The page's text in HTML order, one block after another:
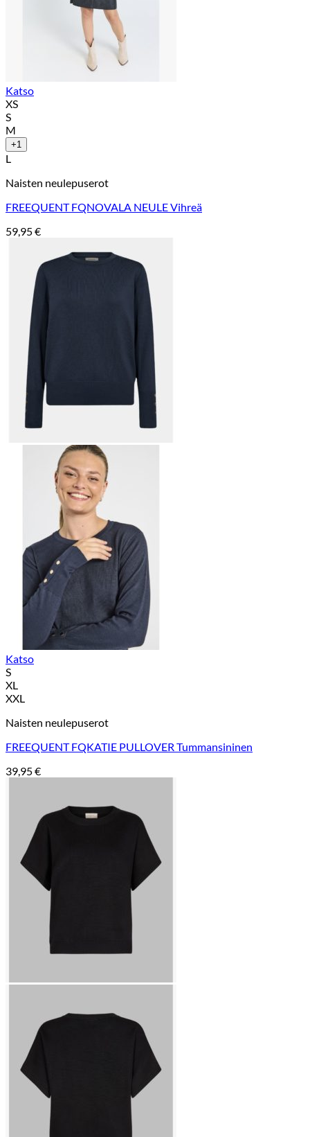
Katso
XS
S
M
+1
L
Naisten neulepuserot
FREEQUENT FQNOVALA NEULE Vihreä
59,95€
Katso
S
XL
XXL
Naisten neulepuserot
FREEQUENT FQKATIE PULLOVER Tummansininen
39,95€